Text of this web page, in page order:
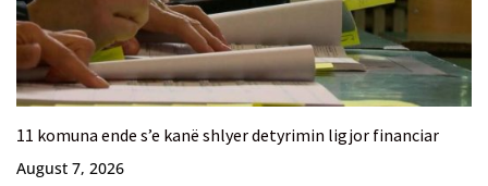
11 komuna ende s’e kanë shlyer detyrimin ligjor financiar
August 7, 2026